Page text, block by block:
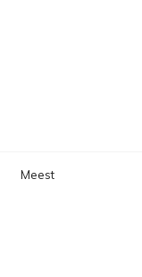
Meest